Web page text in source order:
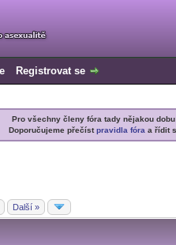
Registrovat se
Pro všechny členy fóra tady nějakou
Doporučujeme přečístpravidla fóra a řídit
Další »